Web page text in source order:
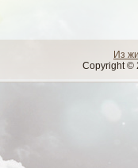
Из
Copyright ©